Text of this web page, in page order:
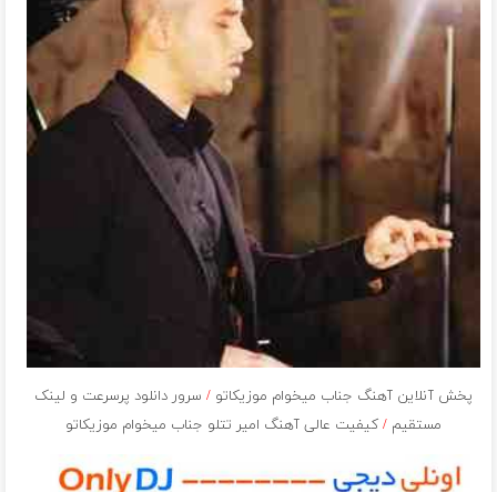
پخش آنلاین آهنگ جناب میخوام موزیکاتو/ سرور دانلود پرسرعت و لینک
مستقیم/ کیفیت عالی آهنگ امیر تتلو جناب میخوام موزیکاتو